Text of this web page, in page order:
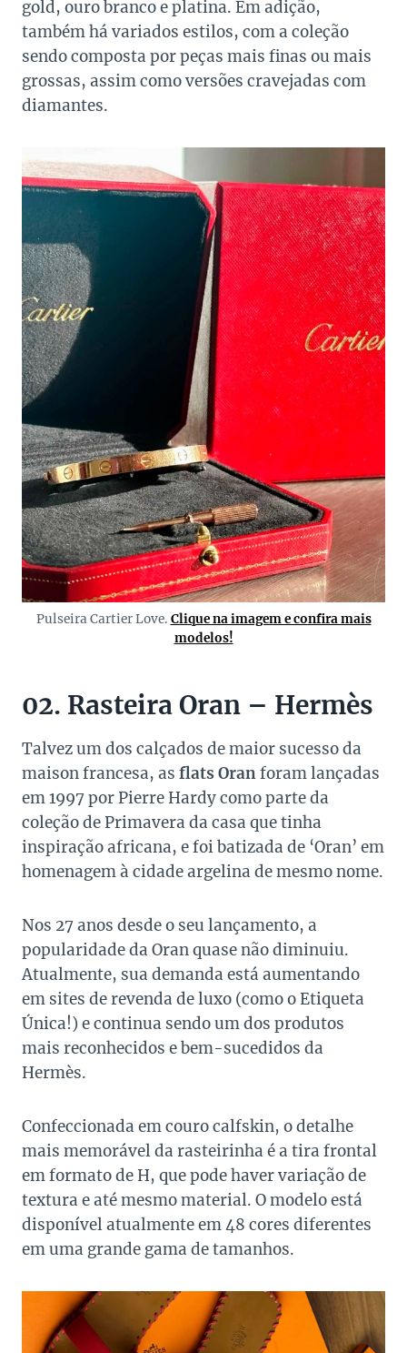
gold, ouro branco e platina. Em adição,
também há variados estilos, com a coleção
sendo composta por peças mais finas ou mais
grossas, assim como versões cravejadas com
diamantes.
Pulseira Cartier Love. Clique na imagem e confira mais
modelos!
02. Rasteira Oran – Hermès
Talvez um dos calçados de maior sucesso da
maison francesa, as flats Oranforam lançadas
em 1997 por Pierre Hardy como parte da
coleção de Primavera da casa que tinha
inspiração africana, e foi batizada de ‘Oran’ em
homenagem à cidade argelina de mesmo nome.
Nos 27 anos desde o seu lançamento, a
popularidade da Oran quase não diminuiu.
Atualmente, sua demanda está aumentando
em sites de revenda de luxo (como o Etiqueta
Única!) e continua sendo um dos produtos
mais reconhecidos e bem-sucedidos da
Hermès.
Confeccionada em couro calfskin, o detalhe
mais memorável da rasteirinha é a tira frontal
em formato de H, que pode haver variação de
textura e até mesmo material. O modelo está
disponível atualmente em 48 cores diferentes
em uma grande gama de tamanhos.